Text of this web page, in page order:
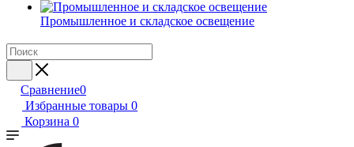
Промышленное и складское освещение
Сравнение0
Избранные товары 0
Корзина 0